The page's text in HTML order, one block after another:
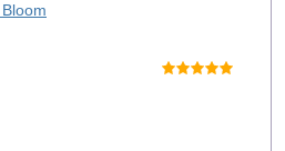
Bloom